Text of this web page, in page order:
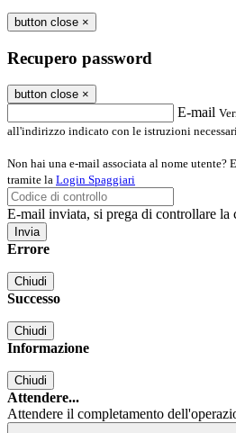
button close ×
Recupero password
button close ×
E-mail
all'indirizzo indicato con le istruzioni
Non hai una e-mail associata al nome utente?
tramite la Login Spaggiari
E-mail inviata, si prega di controllare la
Errore
Chiudi
Successo
Chiudi
Informazione
Chiudi
Attendere...
Attendere il completamento